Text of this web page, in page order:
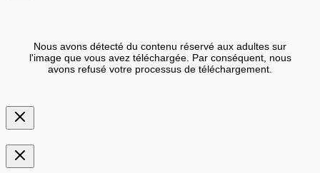
Nous avons détecté du contenu réservé aux adultes sur
l'image que vous avez téléchargée. Par conséquent, nous
avons refusé votre processus de téléchargement.